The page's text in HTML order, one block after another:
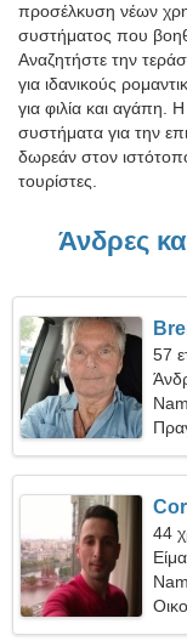
προσέλκυση νέων
συστήματος που
Αναζητήστε την
για ιδανικούς
για φιλία και αγάπη.
συστήματα για την
δωρεάν στον
τουρίστες.
Άνδρες
57
44